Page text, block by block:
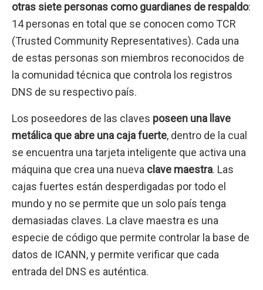
otras siete personas como guardianes de respaldo:
14 personas en total que se conocen como TCR
(Trusted Community Representatives). Cada una
de estas personas son miembros reconocidos de
la comunidad técnica que controla los registros
DNS de su respectivo país.
Los poseedores de las claves poseen una llave
metálica que abre una caja fuerte, dentro de la cual
se encuentra una tarjeta inteligente que activa una
máquina que crea una nueva clave maestra. Las
cajas fuertes están desperdigadas por todo el
mundo y no se permite que un solo país tenga
demasiadas claves. La clave maestra es una
especie de código que permite controlar la base de
datos de ICANN, y permite verificar que cada
entrada del DNS es auténtica.